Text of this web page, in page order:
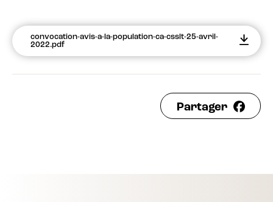
convocation-avis-a-la-population-ca-csslt-25-avril-
2022.pdf
Partager